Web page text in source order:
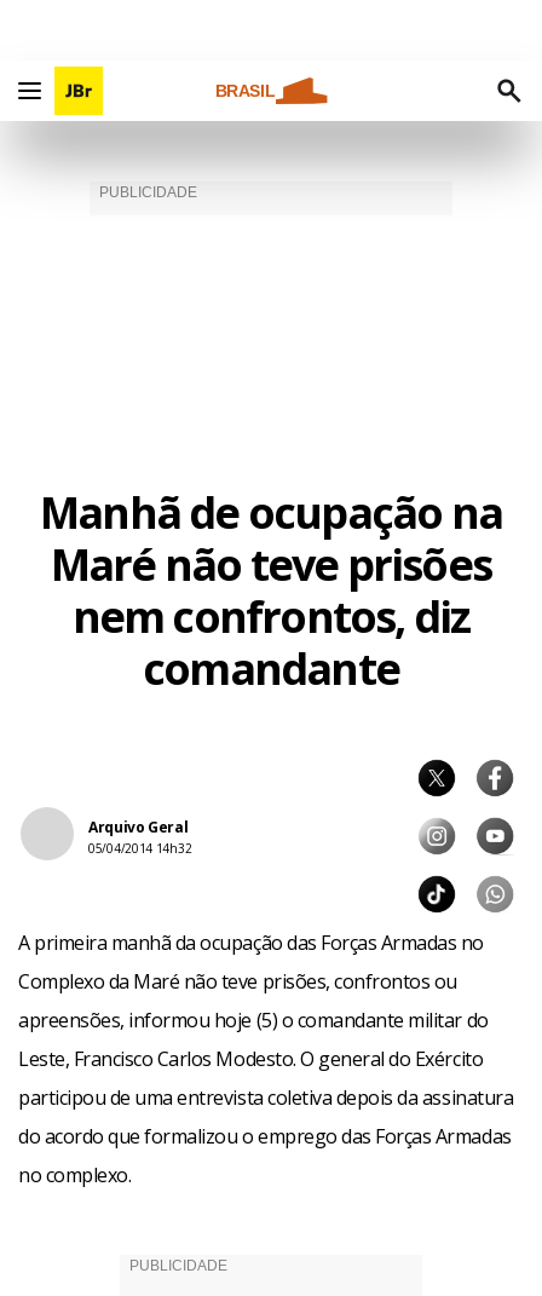
BRASIL
Manhã de ocupação na
Maré não teve prisões
nem confrontos, diz
comandante
Arquivo Geral
05/04/2014 14h32
A primeira manhã da ocupação das Forças Armadas no
Complexo da Maré não teve prisões, confrontos ou
apreensões, informou hoje (5) o comandante militar do
Leste, Francisco Carlos Modesto. O general do Exército
participou de uma entrevista coletiva depois da assinatura
do acordo que formalizou o emprego das Forças Armadas
no complexo.